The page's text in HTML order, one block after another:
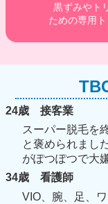
黒ずみやト
ための専用
24歳 接客業
スーパー脱毛を
と褒められまし
がぽつぽつで大
34歳 看護師
VIO、腕、足、